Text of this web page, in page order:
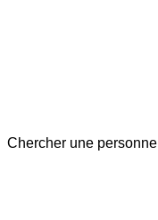
Chercher une personne